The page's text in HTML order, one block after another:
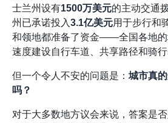
士兰州设有1500万美元的主动交通
州已承诺投入3.1亿美元用于步行和
和领地都准备了资金——全国各地的
速度建设自行车道、共享路径和骑行
但一个令人不安的问题是： 城市真
吗？
对于大多数地方议会来说，答案是